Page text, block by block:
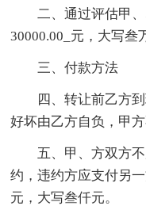
二、通过评估甲
30000.00_元，大写叁
三、付款方法
四、转让前乙方
好坏由乙方自负，甲方
五、甲、方双方
约，违约方应支付另
元，大写叁仟元。